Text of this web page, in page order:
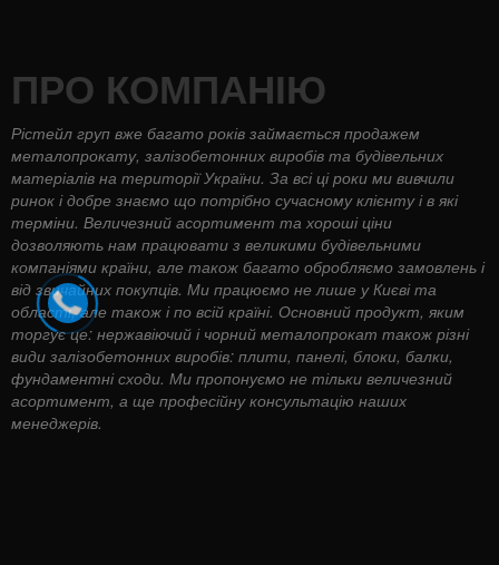
ПРО КОМПАНІЮ
Рістейл груп вже багато років займається продажем
металопрокату, залізобетонних виробів та будівельних
матеріалів на території України. За всі ці роки ми вивчили
ринок і добре знаємо що потрібно сучасному клієнту і в які
терміни. Величезний асортимент та хороші ціни
дозволяють нам працювати з великими будівельними
компаніями країни, але також багато обробляємо замовлень і
від звичайних покупців. Ми працюємо не лише у Києві та
області, але також і по всій країні. Основний продукт, яким
торгує це: нержавіючий і чорний металопрокат також різні
види залізобетонних виробів: плити, панелі, блоки, балки,
фундаментні сходи. Ми пропонуємо не тільки величезний
асортимент, а ще професійну консультацію наших
менеджерів.